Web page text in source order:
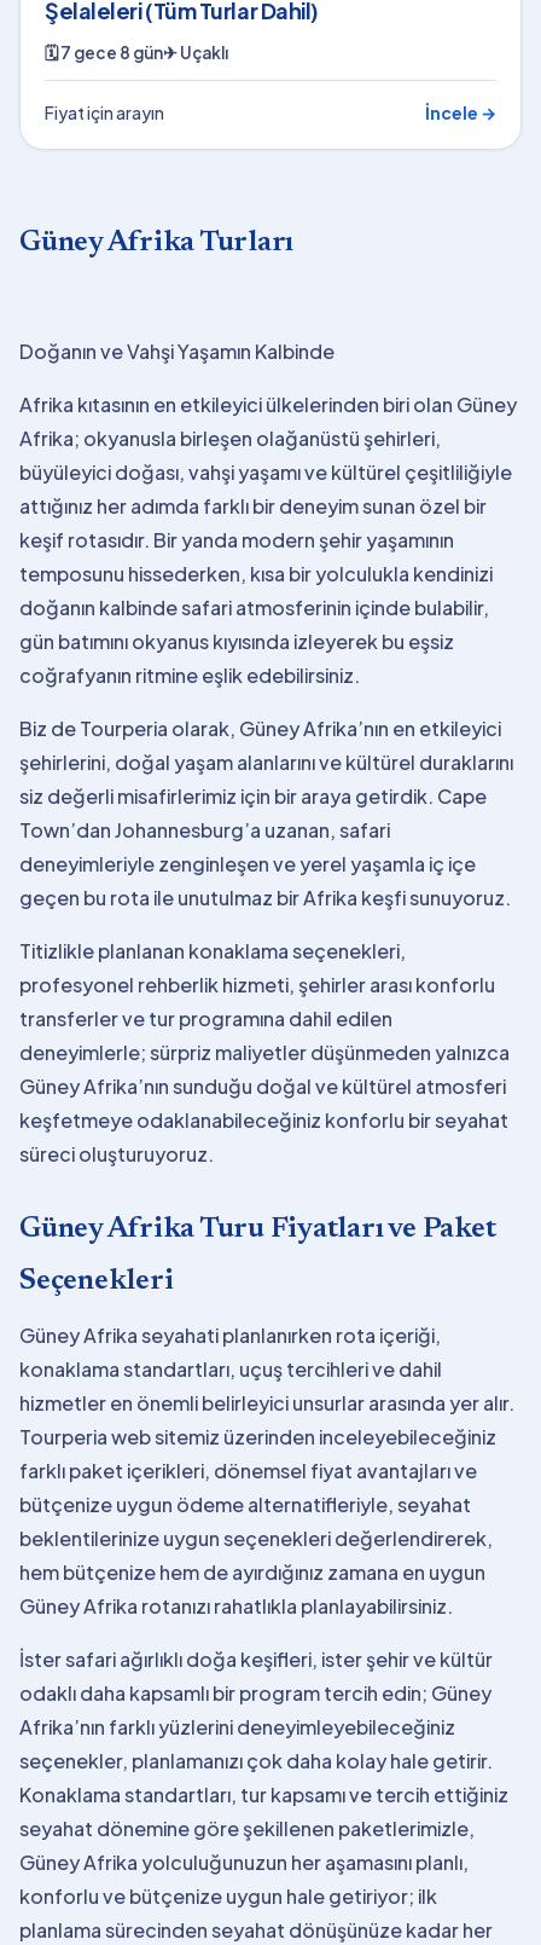
Şelaleleri (Tüm Turlar Dahil)
🗓7 gece 8 gün✈Uçaklı
Fiyat için arayın İncele →
Güney Afrika Turları
Doğanın ve Vahşi Yaşamın Kalbinde
Afrika kıtasının en etkileyici ülkelerinden biri olan Güney
Afrika; okyanusla birleşen olağanüstü şehirleri,
büyüleyici doğası, vahşi yaşamı ve kültürel çeşitliliğiyle
attığınız her adımda farklı bir deneyim sunan özel bir
keşif rotasıdır. Bir yanda modern şehir yaşamının
temposunu hissederken, kısa bir yolculukla kendinizi
doğanın kalbinde safari atmosferinin içinde bulabilir,
gün batımını okyanus kıyısında izleyerek bu eşsiz
coğrafyanın ritmine eşlik edebilirsiniz.
Biz de Tourperia olarak, Güney Afrika’nın en etkileyici
şehirlerini, doğal yaşam alanlarını ve kültürel duraklarını
siz değerli misafirlerimiz için bir araya getirdik. Cape
Town’dan Johannesburg’a uzanan, safari
deneyimleriyle zenginleşen ve yerel yaşamla iç içe
geçen bu rota ile unutulmaz bir Afrika keşfi sunuyoruz.
Titizlikle planlanan konaklama seçenekleri,
profesyonel rehberlik hizmeti, şehirler arası konforlu
transferler ve tur programına dahil edilen
deneyimlerle; sürpriz maliyetler düşünmeden yalnızca
Güney Afrika’nın sunduğu doğal ve kültürel atmosferi
keşfetmeye odaklanabileceğiniz konforlu bir seyahat
süreci oluşturuyoruz.
Güney Afrika Turu Fiyatları ve Paket
Seçenekleri
Güney Afrika seyahati planlanırken rota içeriği,
konaklama standartları, uçuş tercihleri ve dahil
hizmetler en önemli belirleyici unsurlar arasında yer alır.
Tourperia web sitemiz üzerinden inceleyebileceğiniz
farklı paket içerikleri, dönemsel fiyat avantajları ve
bütçenize uygun ödeme alternatifleriyle, seyahat
beklentilerinize uygun seçenekleri değerlendirerek,
hem bütçenize hem de ayırdığınız zamana en uygun
Güney Afrika rotanızı rahatlıkla planlayabilirsiniz.
İster safari ağırlıklı doğa keşifleri, ister şehir ve kültür
odaklı daha kapsamlı bir program tercih edin; Güney
Afrika’nın farklı yüzlerini deneyimleyebileceğiniz
seçenekler, planlamanızı çok daha kolay hale getirir.
Konaklama standartları, tur kapsamı ve tercih ettiğiniz
seyahat dönemine göre şekillenen paketlerimizle,
Güney Afrika yolculuğunuzun her aşamasını planlı,
konforlu ve bütçenize uygun hale getiriyor; ilk
planlama sürecinden seyahat dönüşünüze kadar her